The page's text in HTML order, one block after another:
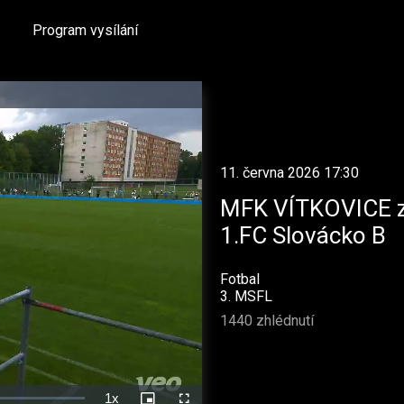
Program vysílání
1x
11. června 2026 17:30
MFK VÍTKOVICE
1.FC Slovácko B
Fotbal
3. MSFL
1440 zhlédnutí